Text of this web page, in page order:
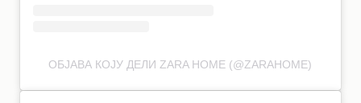
ОБЈАВА КОЈУ ДЕЛИ ZARA HOME (@ZARAHOME)